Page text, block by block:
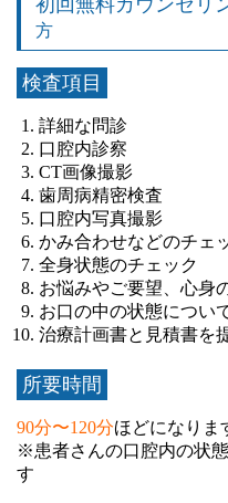
初回無料カウンセリ
方
検査項目
詳細な問診
口腔内診察
CT画像撮影
歯周病精密検査
口腔内写真撮影
かみ合わせなどのチェ
全身状態のチェック
お悩みやご要望、心身
お口の中の状態につい
治療計画書と見積書を
所要時間
90分〜120分ほどになりま
※患者さんの口腔内の状
す